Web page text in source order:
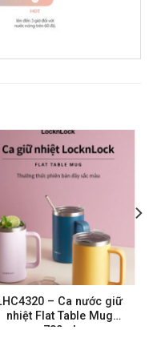
– Ca nước giữ
nhiệt Flat Table Mug
730ml